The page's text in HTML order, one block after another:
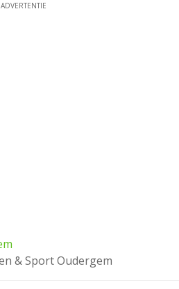
ADVERTENTIE
& Sport Oudergem